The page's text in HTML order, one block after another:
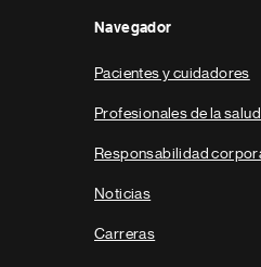
Navegador
Pacientes y cuidadores
Profesionales de la salud
Responsabilidad
Noticias
Carreras